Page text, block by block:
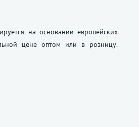
на основании европейских
цене оптом или в розницу.